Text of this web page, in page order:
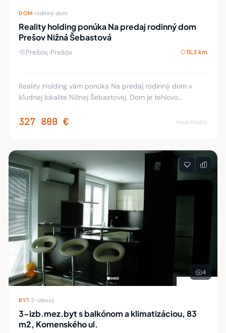
DOM rodinný dom
Reality holding ponúka Na predaj rodinný dom
Prešov Nižná Šebastová
Prešov, Prešov 15,3 km
Reality Holding vám ponúka Na predaj rodinný dom v
kľudnej lokalite Nižnej Šebastovej. Dom je tehlovo
dvojpodlažný. Má plynové kúrenie a tiež kozub s
327 800 € Hasa Reality
4
BYT·3-izbový
3-izb.mez.byt s balkónom a klimatizáciou, 83
m2, Komenského ul.